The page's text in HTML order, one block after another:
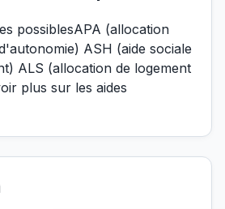
possiblesAPA (allocation
ASH (aide sociale
ALS (allocation de logement
plus sur les aides